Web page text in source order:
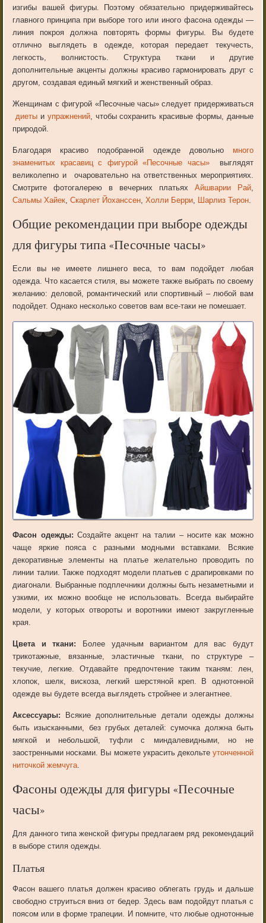
изгибы вашей фигуры. Поэтому обязательно придерживайтесь
главного принципа при выборе того или иного фасона одежды —
линия покроя должна повторять формы фигуры. Вы будете
отлично выглядеть в одежде, которая передает текучесть,
легкость, волнистость. Структура ткани и другие
дополнительные акценты должны красиво гармонировать друг с
другом, создавая единый мягкий и женственный образ.
Женщинам с фигурой «Песочные часы» следует придерживаться
диеты и упражнений, чтобы сохранить красивые формы, данные
природой.
Благодаря красиво подобранной одежде довольно много
знаменитых красавиц с фигурой «Песочные часы»выглядят
великолепно и очаровательно на ответственных мероприятиях.
Смотрите фотогалерею в вечерних платьях Айшварии Рай,
Сальмы Хайек ,Скарлет Йоханссен ,Холли Берри Шарлиз Терон
Общие рекомендации при выборе одежды
для фигуры типа «Песочные часы»
Если вы не имеете лишнего веса, то вам подойдет любая
одежда. Что касается стиля, вы можете также выбрать по своему
желанию: деловой, романтический или спортивный – любой вам
подойдет. Однако несколько советов вам все-таки не помешает.
Фасон одежды: Создайте акцент на талии – носите как можно
чаще яркие пояса с разными модными вставками. Всякие
декоративные элементы на платье желательно проводить по
линии талии. Также подходят модели платьев с драпировками по
диагонали. Выбранные подплечники должны быть незаметными и
узкими, их можно вообще не использовать. Всегда выбирайте
модели, у которых отвороты и воротники имеют закругленные
края.
Цвета и ткани: Более удачным вариантом для вас будут
трикотажные, вязанные, эластичные ткани, по структуре –
текучие, легкие. Отдавайте предпочтение таким тканям: лен,
хлопок, шелк, вискоза, легкий шерстяной креп. В однотонной
одежде вы будете всегда выглядеть стройнее и элегантнее.
Аксессуары: Всякие дополнительные детали одежды должны
быть изысканными, без грубых деталей: сумочка должна быть
мягкой и небольшой, туфли с миндалевидными, но не
заостренными носками. Вы можете украсить декольте утонченной
ниточкой жемчуга.
Фасоны одежды для фигуры «Песочные
часы»
Для данного типа женской фигуры предлагаем ряд рекомендаций
в выборе стиля одежды.
Платья
Фасон вашего платья должен красиво облегать грудь и дальше
свободно струиться вниз от бедер. Здесь вам подойдут платья с
поясом или в форме трапеции. И помните, что любые однотонные